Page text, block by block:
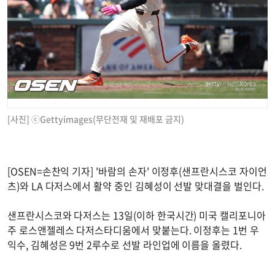
[사진] ⓒGettyimages(무단전재 및 재배포 금지)
[OSEN=손찬익 기자] '바람의 손자' 이정후(샌프란시스코 자이언
츠)와 LA 다저스에서 활약 중인 김혜성이 선발 맞대결을 벌인다.
샌프란시스코와 다저스는 13일(이하 한국시간) 미국 캘리포니아
주 로스앤젤레스 다저스타디움에서 맞붙는다. 이정후는 1번 우
익수, 김혜성은 9번 2루수로 선발 라인업에 이름을 올렸다.